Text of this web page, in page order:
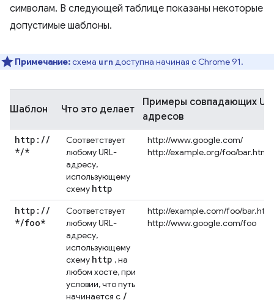
символам. В следующей таблице показаны некоторые
допустимые шаблоны.
Примечание:схема urn доступна начиная с Chrome 91.
Шаблон Что это делает
Примеры совпадающих
адресов
http: //
*/*
Соответствует
любому URL-
адресу,
использующему
схему http
http://www.google.com/
http://example.org/foo/bar.html
http: //
*/foo*
Соответствует
любому URL-
адресу,
использующему
схему http , на
любом хосте, при
условии, что путь
начинается с /
http://example.com/foo/bar.html
http://www.google.com/foo